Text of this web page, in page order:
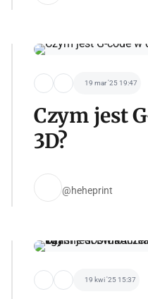
19 mar '25 19:47
Czym jest
3D?
@heheprint
19 kwi '25 15:37